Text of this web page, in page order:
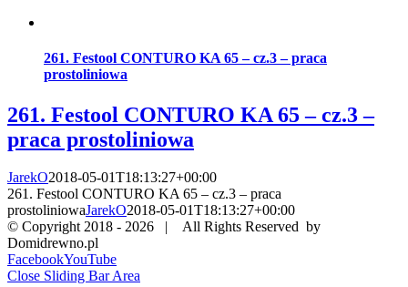
261. Festool CONTURO KA 65 – cz.3 – praca
prostoliniowa
261. Festool CONTURO KA 65 – cz.3 –
praca prostoliniowa
JarekO2018-05-01T18:13:27+00:00
261. Festool CONTURO KA 65 – cz.3 – praca
prostoliniowaJarekO2018-05-01T18:13:27+00:00
© Copyright 2018 - 2026 | All Rights Reserved by
Domidrewno.pl
FacebookYouTube
Close Sliding Bar Area